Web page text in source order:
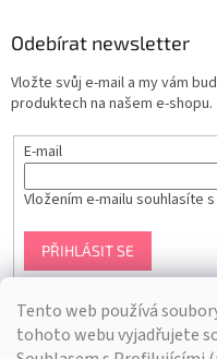
Tento web používá
tohoto webu vyjadřujete
Odebírat newsletter
Vložte svůj e-mail a my vám
produktech na našem e-shopu.
E-mail
Vložením e-mailu souhlasíte s
PŘIHLÁSIT SE